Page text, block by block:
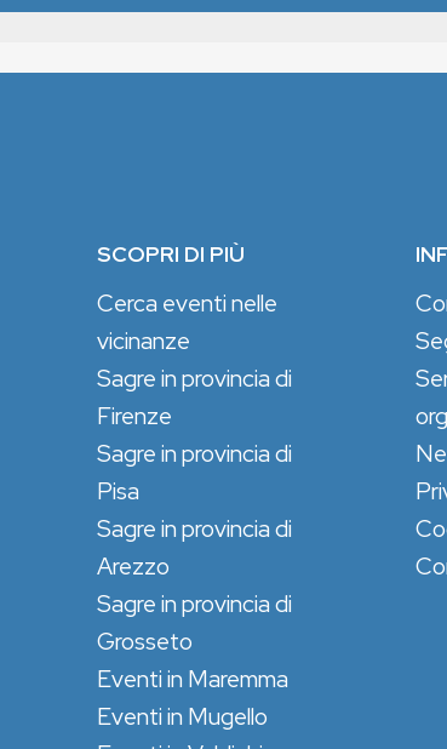
SCOPRI DI PIÙ
Cerca eventi nelle
vicinanze
Sagre in provincia di
Firenze
Sagre in provincia di
Pisa
Sagre in provincia di
Arezzo
Sagre in provincia di
Grosseto
Eventi in Maremma
Eventi in Mugello